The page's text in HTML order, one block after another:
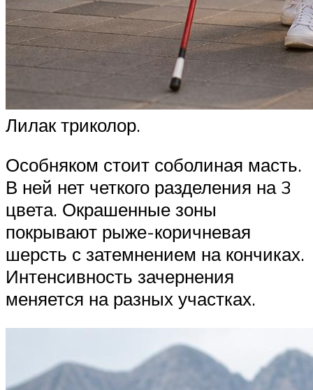
Лилак триколор.
Особняком стоит соболиная масть.
В ней нет четкого разделения на 3
цвета. Окрашенные зоны
покрывают рыже-коричневая
шерсть с затемнением на кончиках.
Интенсивность зачернения
меняется на разных участках.